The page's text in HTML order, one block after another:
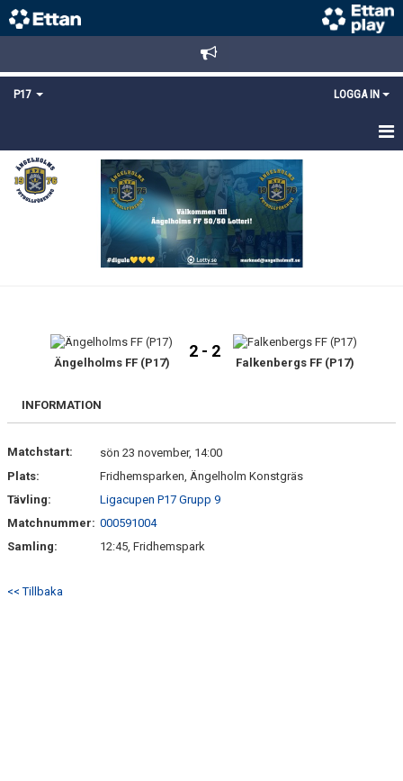
P17 LOGGA IN
HEM
NYHETER
DOKUMENT
KONTAKT
Ängelholms FF (P17)
2 - 2
Falkenbergs FF (P17)
INFORMATION
Matchstart:
sön 23 november, 14:00
Plats:
Fridhemsparken, Ängelholm Konstgräs
Tävling:
Ligacupen P17 Grupp 9
Matchnummer: 000591004
Samling:
12:45, Fridhemspark
<< Tillbaka